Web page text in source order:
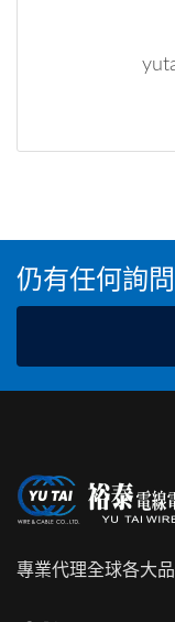
仍有任何詢
專業代理全球各大